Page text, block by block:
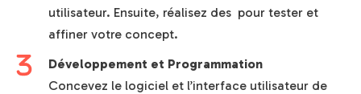
utilisateur. Ensuite, réalisez des pour tester et
affiner votre concept.
Développement et Programmation
Concevez le logiciel et l’interface utilisateur de